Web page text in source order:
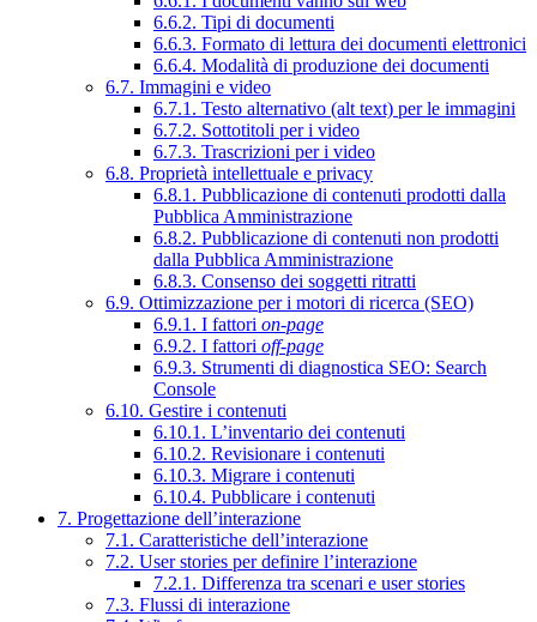
6.6.2. Tipi di documenti
6.6.3. Formato di lettura dei documenti elettronici
6.6.4. Modalità di produzione dei documenti
6.7. Immagini e video
6.7.1. Testo alternativo (alt text) per le immagini
6.7.2. Sottotitoli per i video
6.7.3. Trascrizioni per i video
6.8. Proprietà intellettuale e privacy
6.8.1. Pubblicazione di contenuti prodotti dalla
Pubblica Amministrazione
6.8.2. Pubblicazione di contenuti non prodotti
dalla Pubblica Amministrazione
6.8.3. Consenso dei soggetti ritratti
6.9. Ottimizzazione per i motori di ricerca (SEO)
6.9.1. I fattori on-page
6.9.2. I fattori off-page
6.9.3. Strumenti di diagnostica SEO: Search
Console
6.10. Gestire i contenuti
6.10.1. L’inventario dei contenuti
6.10.2. Revisionare i contenuti
6.10.3. Migrare i contenuti
6.10.4. Pubblicare i contenuti
7. Progettazione dell’interazione
7.1. Caratteristiche dell’interazione
7.2. User stories per definire l’interazione
7.2.1. Differenza tra scenari e user stories
7.3. Flussi di interazione